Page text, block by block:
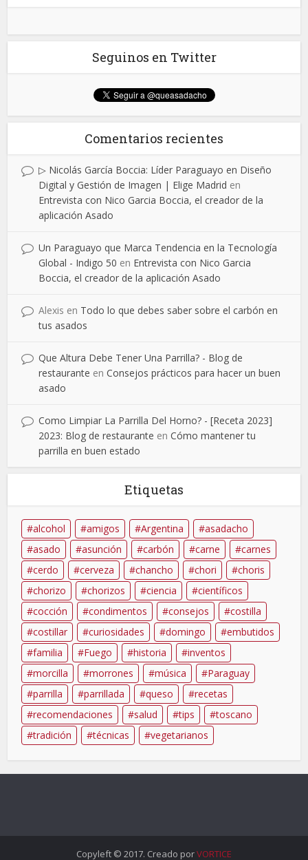
Seguinos en Twitter
Comentarios recientes
▷ Nicolás García Boccia: Líder Paraguayo en Diseño
Digital y Gestión de Imagen | Elige Madrid en
Entrevista con Nico Garcia Boccia, el creador de la
aplicación Asado
Un Paraguayo que Marca Tendencia en la Tecnología
Global - Indigo 50 en Entrevista con Nico Garcia
Boccia, el creador de la aplicación Asado
Alexis en Todo lo que debes saber sobre el carbón en
tus asados
Que Altura Debe Tener Una Parrilla? - Blog de
restaurante enConsejos prácticos para hacer un buen
asado
Como Limpiar La Parrilla Del Horno? - [Receta 2023]
2023: Blog de restaurante enCómo mantener tu
parrilla en buen estado
Etiquetas
alcohol amigos Argentina
asadacho
asado
asunción carbón carne
carnes
cerdo
cerveza chancho chori
choris
chorizo
chorizos ciencia
científicos
cocción
condimentos consejos
costilla
costillar
curiosidades domingo
embutidos
familia
Fuego historia
inventos
morcilla
morrones música
Paraguay
parrilla
parrillada queso
recetas
recomendaciones
salud tips
toscano
tradición
técnicas vegetarianos
Copyleft © 2017. Creado porVORTICE